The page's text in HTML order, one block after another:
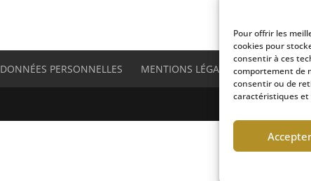
Pour offrir les
cookies pour
consentir à ces
comportement de
consentir ou de
caractéristiques
Accepter
DONNÉES PERSONNELLES MENTIONS LÉGALES SITEMAP